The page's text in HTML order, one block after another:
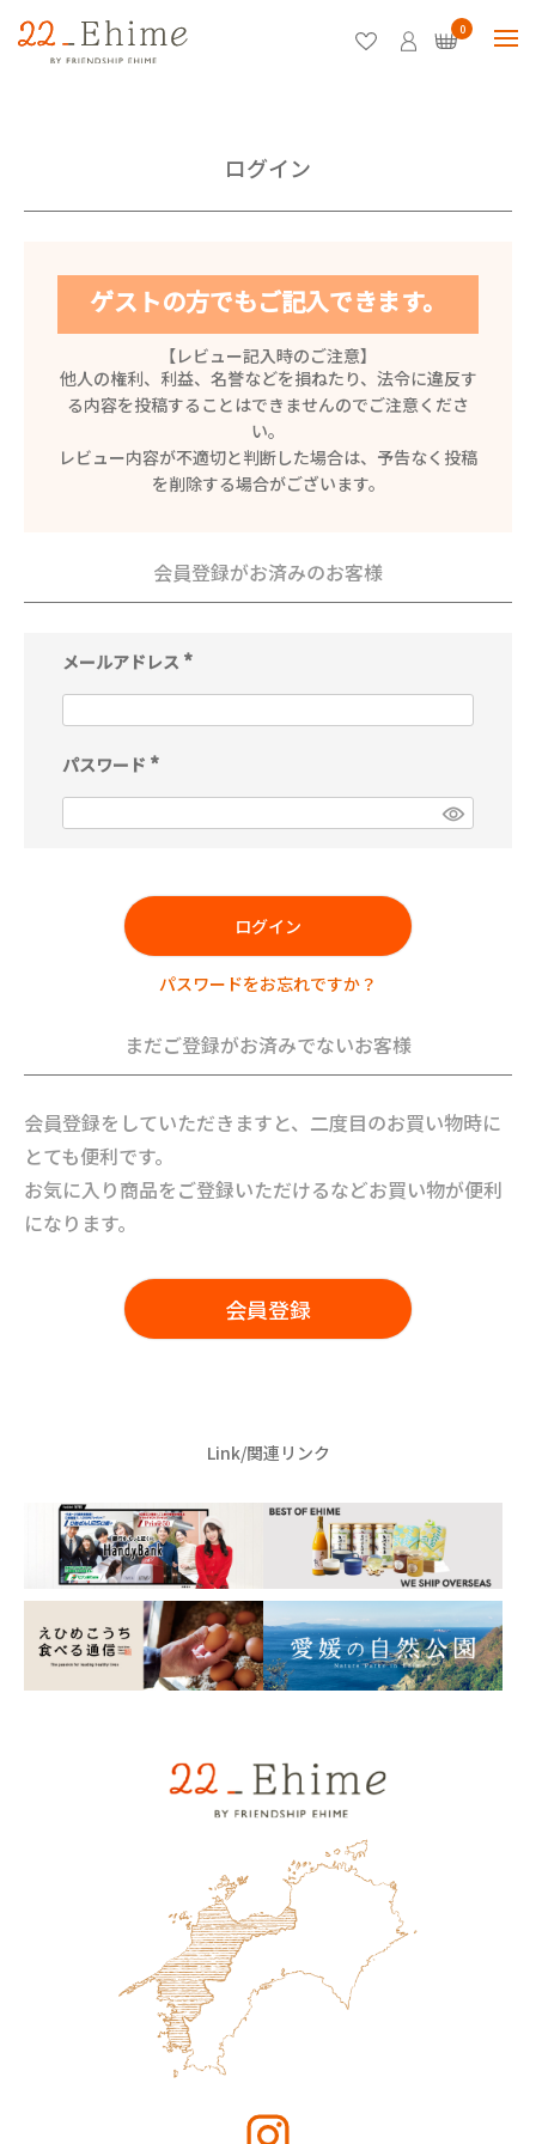
0
ログイン
ゲストの方でもご記入できます。
【レビュー記入時のご注意】
他人の権利、利益、名誉などを損ねたり、法令に違反す
る内容を投稿することはできませんのでご注意くださ
い。
レビュー内容が不適切と判断した場合は、予告なく投稿
を削除する場合がございます。
会員登録がお済みのお客様
メールアドレス
必
)
パスワード
必
)
ログイン
パスワードをお忘れですか？
まだご登録がお済みでないお客様
会員登録をしていただきますと、二度目のお買い物時に
とても便利です。
お気に入り商品をご登録いただけるなどお買い物が便利
になります。
会員登録
Link/関連リンク